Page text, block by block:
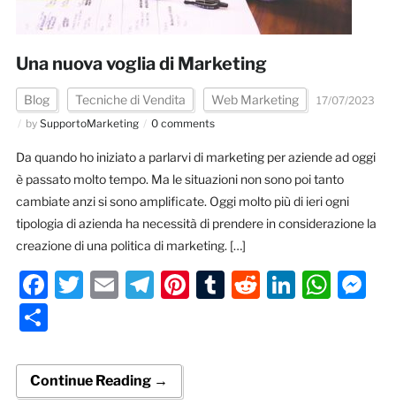
Una nuova voglia di Marketing
Blog Tecniche di Vendita Web Marketing
17/07/2023
by SupportoMarketing 0 comments
Da quando ho iniziato a parlarvi di marketing per aziende ad oggi
è passato molto tempo. Ma le situazioni non sono poi tanto
cambiate anzi si sono amplificate. Oggi molto più di ieri ogni
tipologia di azienda ha necessità di prendere in considerazione la
creazione di una politica di marketing. […]
Facebook
Twitter
EmailTelegram
Pinterest
Tumblr
Reddit
Condividi
Continue Reading →